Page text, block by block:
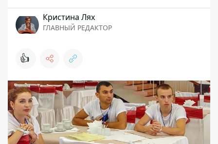
Кристина Лях
ГЛАВНЫЙ РЕДАКТОР
👍